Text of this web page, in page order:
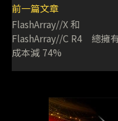
前一篇文章
FlashArray//X 和
FlashArray//C R4 總擁
成本減 74%